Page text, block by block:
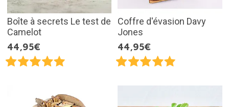
Boîte à secrets Le test de
Camelot
44,95€
Coffre d'évasion Davy
Jones
44,95€